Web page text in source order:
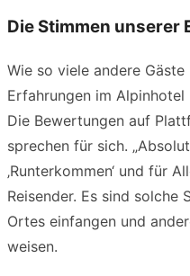
Die Stimmen unserer
Wie so viele andere
Erfahrungen im
Die Bewertungen auf
sprechen für sich.
‚Runterkommen‘ und für
Reisender. Es sind solche
Ortes einfangen und
weisen.